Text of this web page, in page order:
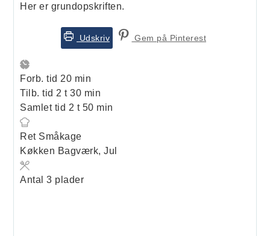
Her er grundopskriften.
Udskriv Gem på Pinterest
Forb. tid 20minutter
min
Tilb. tid 2 timer
t 30minutter
min
Samlet tid 2 timer
t 50minutter
min
Ret Småkage
Køkken Bagværk, Jul
Antal3 plader